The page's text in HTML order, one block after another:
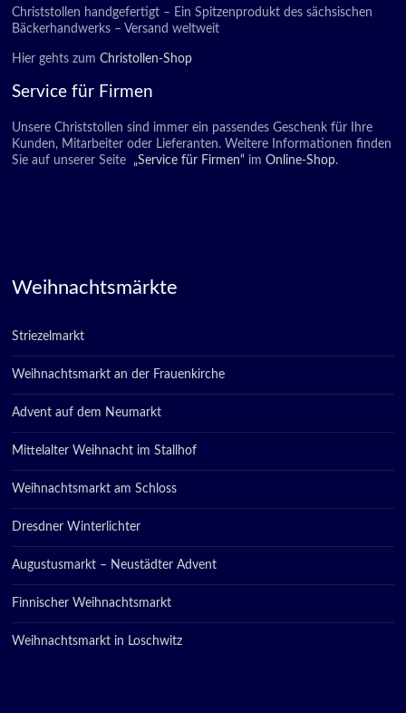
Christstollen handgefertigt – Ein Spitzenprodukt des sächsischen
Bäckerhandwerks – Versand weltweit
Hier gehts zumChristollen-Shop
Service für Firmen
Unsere Christstollen sind immer ein passendes Geschenk für Ihre
Kunden, Mitarbeiter oder Lieferanten. Weitere Informationen finden
Sie auf unserer Seite
„Service für Firmen“ im Online-Shop.
Weihnachtsmärkte
Striezelmarkt
Weihnachtsmarkt an der Frauenkirche
Advent auf dem Neumarkt
Mittelalter Weihnacht im Stallhof
Weihnachtsmarkt am Schloss
Dresdner Winterlichter
Augustusmarkt – Neustädter Advent
Finnischer Weihnachtsmarkt
Weihnachtsmarkt in Loschwitz